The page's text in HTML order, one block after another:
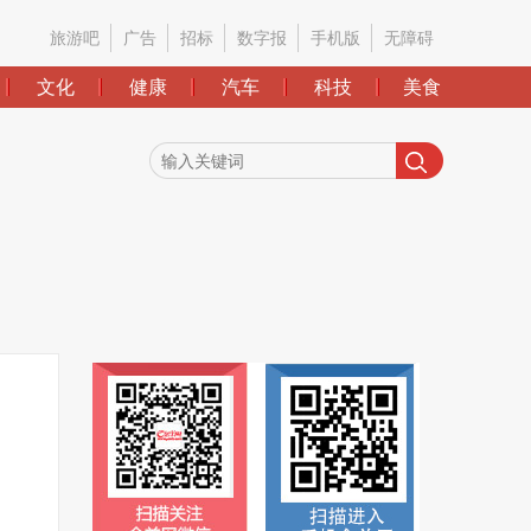
旅游吧 广告 招标 数字报 手机版 无障碍
文化 健康 汽车 科技 美食